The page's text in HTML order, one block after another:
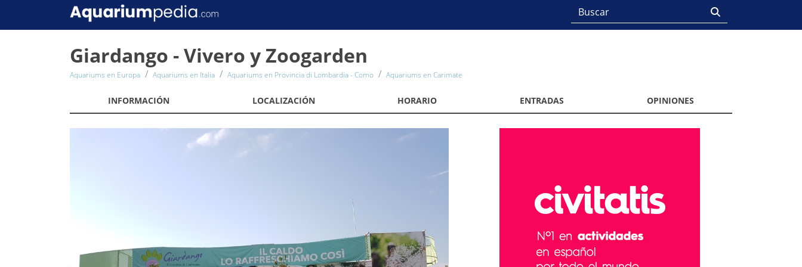
Giardango - Vivero y Zoogarden
Aquariums en Europa Aquariums en Italia Aquariums en Provincia di Lombardia - Como Aquariums en Carimate
INFORMACIÓN LOCALIZACIÓN HORARIO ENTRADAS OPINIONES